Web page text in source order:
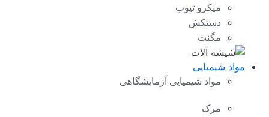
میکرو تیوب
دستکش
مگنت
مواد شیمیایی
مواد شیمیایی آزمایشگاهی
مرک